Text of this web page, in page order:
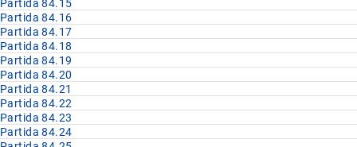
Partida 84.15
Partida 84.16
Partida 84.17
Partida 84.18
Partida 84.19
Partida 84.20
Partida 84.21
Partida 84.22
Partida 84.23
Partida 84.24